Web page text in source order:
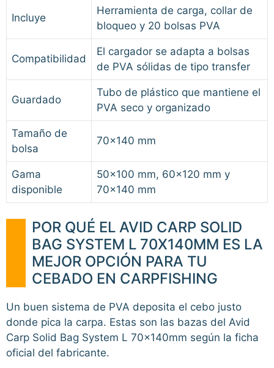
Incluye
Herramienta de carga, collar de
bloqueo y 20 bolsas PVA
Compatibilidad
El cargador se adapta a bolsas
de PVA sólidas de tipo transfer
Guardado
Tubo de plástico que mantiene el
PVA seco y organizado
Tamaño de
bolsa
70×140 mm
Gama
disponible
50×100 mm, 60×120 mm y
70×140 mm
POR QUÉ EL AVID CARP SOLID
BAG SYSTEM L 70X140MM ES LA
MEJOR OPCIÓN PARA TU
CEBADO EN CARPFISHING
Un buen sistema de PVA deposita el cebo justo
donde pica la carpa. Estas son las bazas del Avid
Carp Solid Bag System L 70x140mm según la ficha
oficial del fabricante.